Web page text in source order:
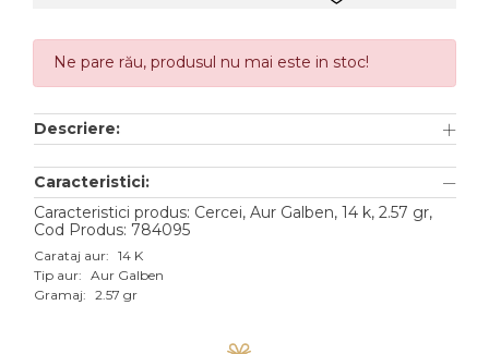
Accesorii
TIP METAL
Aur galben
Aur alb
Aur roz
Aur mixt
Ne pare rău, produsul nu mai este in stoc!
Descriere:
Caracteristici:
Caracteristici produs: Cercei, Aur Galben, 14 k, 2.57 gr,
Cod Produs: 784095
Carataj aur: 14 K
Tip aur: Aur Galben
Gramaj: 2.57 gr